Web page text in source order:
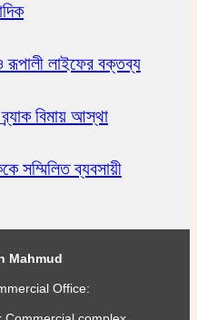
রূপালী লাইফের বক্তব্য
বিমায় আস্থা
সম্মিলিত ব্যবসায়ী
Mahmud
Office: